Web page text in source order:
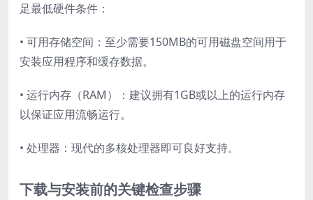
足最低硬件条件：
• 可用存储空间：至少需要150MB的可用磁盘空间用于
安装应用程序和缓存数据。
• 运行内存（RAM）：建议拥有1GB或以上的运行内存
以保证应用流畅运行。
• 处理器：现代的多核处理器即可良好支持。
下载与安装前的关键检查步骤